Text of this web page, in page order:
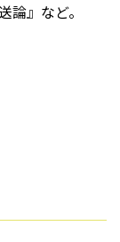
』など。